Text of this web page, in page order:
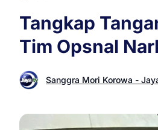
Tangkap
Tim Opsnal
Sanggra Mori Korowa -